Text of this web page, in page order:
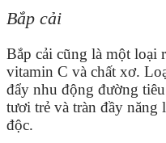
Bắp cải
Bắp cải cũng là một loại
vitamin C và chất xơ.
đẩy nhu động đường
tươi trẻ và tràn đầy
độc.